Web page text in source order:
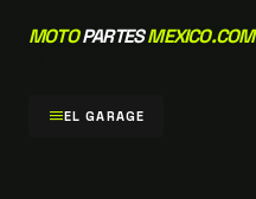
MOTOPARTESMEXICO.COM
menuEL GARAGE